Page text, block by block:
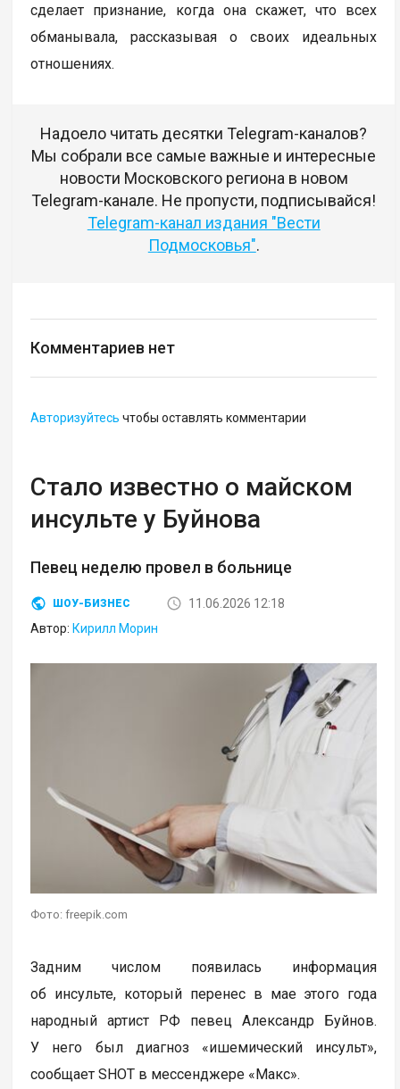
сделает признание, когда она скажет, что всех
обманывала, рассказывая о своих идеальных
отношениях.
Надоело читать десятки Telegram-каналов?
Мы собрали все самые важные и интересные
новости Московского региона в новом
Telegram-канале. Не пропусти, подписывайся!
Telegram-канал издания "Вести
Подмосковья".
Комментариев нет
Авторизуйтесь чтобы оставлять комментарии
Стало известно о майском
инсульте у Буйнова
Певец неделю провел в больнице
ШОУ-БИЗНЕС
11.06.2026 12:18
Автор: Кирилл Морин
Фото: freepik.com
Задним числом появилась информация
об инсульте, который перенес в мае этого года
народный артист РФ певец Александр Буйнов.
У него был диагноз «ишемический инсульт»,
сообщает SHOT в мессенджере «Макс».